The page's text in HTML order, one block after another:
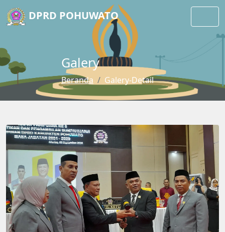
DPRD POHUWATO
Galery
Beranda Galery-Detail